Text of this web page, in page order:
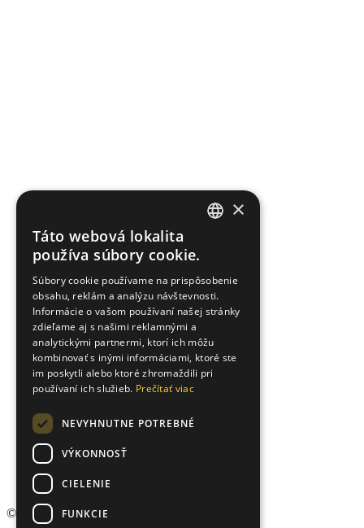
© 2026 Arvin & Benet, Všetky práva vyhradené.
UKRAINIAN
×
Táto webová lokalita
používa súbory cookie.
Súbory cookie používame na prispôsobenie
obsahu, reklám a analýzu návštevnosti.
Informácie o vašom používaní našej stránky
zdieľame aj s našimi reklamnými a
analytickými partnermi, ktorí ich môžu
kombinovať s inými informáciami, ktoré ste
im poskytli alebo ktoré zhromaždili pri
používaní ich služieb. Prečítať viac
NEVYHNUTNE POTREBNÉ
VÝKONNOSŤ
CIELENIE
FUNKCIE